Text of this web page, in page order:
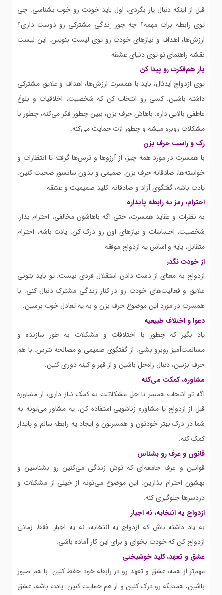
قبل از اینکه دنبال یار بگردی، اول باید خودت رو خوب بشناسی. چی
توی رابطه برات مهمه؟ چه جور زندگی مشترکی رو دوست داری؟
ارزش‌ها، اهداف و نیازهای خودت رو توی لیست بنویس. این لیست
نقشه راهنمای تو توی دنیای عشقه
یار هم‌فکرت رو پیدا کن
توی ازدواج ایدئال، باید با همسرت ارزش‌ها، اهداف و علایق مشترکی
داشته باشین. کسی رو انتخاب کن که شخصیت، اخلاقیات و بلوغ
عاطفی بالایی داره. باهاش حرف بزن، ببین چطور فکر می‌کنه، چطور با
مشکلات روبرو میشه و چطور ازت حمایت می‌کنه.
رک و راست حرف بزن
با همسرت در مورد همه چیز، از آرزوها و ترس‌ها گرفته تا انتظارات و
خواسته‌ها، صادقانه حرف بزن. صمیمی و بدون سانسور صحبت کنین.
یادت باشه، گفتگوی آزاد و صادقانه، کلید صمیمیت و عشقه
احترام، رمز یه رابطه پایداره
به نظرات و عقاید همسرت، حتی اگه باهاشون مخالفی، احترام بذار.
شخصیت، احساسات و نیازهای اون رو درک کن. یادت باشه، احترام
متقابل، پایه و اساس یه ازدواج موفقه
از خودت نگذر
ازدواج به معنای از دست دادن استقلال فردی نیست. تو باید بتونی
علایق و فعالیت‌های خودت رو در کنار زندگی مشترک دنبال کنی. با
همسرت در مورد این موضوع حرف بزن و به یه تعادل خوب برسین.
دعوا و اختلاف طبیعیه
یاد بگیر که چطور با اختلافات و مشکلات به طور سازنده و
مسالمت‌آمیز روبرو بشی. از گفتگوی صمیمی و مصالحه نترس. با هم
حرف بزنین، دنبال راه‌حل باشین و از قهر و کینه دوری کنین.
مشاوره، کمکت می‌کنه
اگه تو انتخاب همسر یا حل مشکلاتت به کمک نیاز داری، از مشاوره
قبل از ازدواج یا مشاوره زناشویی استفاده کن. یه مشاور می‌تونه به
شما در درک بهتر خودتون و همسرتون و ایجاد یه رابطه سالم و پایدار
کمک کنه.
قانون و عرف رو بشناس
قوانین و عرف جامعه‌ای که توش زندگی می‌کنین رو بشناسین و
بهشون احترام بذارین. این موضوع می‌تونه از خیلی از مشکلات و
دردسرها جلوگیری کنه.
ازدواج یه انتخابه، نه اجبار
به یاد داشته باش که ازدواج یه انتخابه، نه یه اجبار. فقط زمانی
ازدواج کن که خودت بخوای و برای این کار آماده باشی.
عشق و تعهد، کلید خوشبختی
مهم‌تر از همه، عشق و تعهد رو در رابطه خود حفظ کنین. با هم صبور
باشین، همدیگه رو درک کنین و از هم حمایت کنین. یادت باشه، عشق